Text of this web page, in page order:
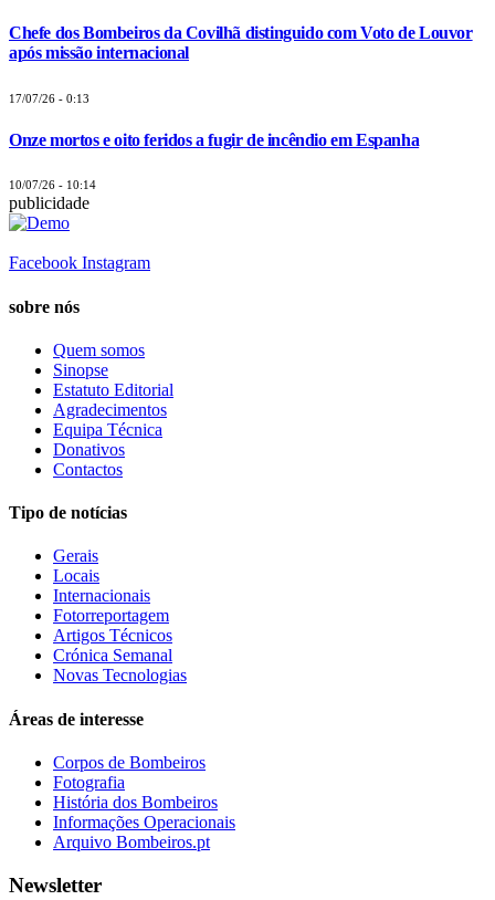
Chefe dos Bombeiros da Covilhã distinguido com Voto de Louvor
após missão internacional
17/07/26 - 0:13
Onze mortos e oito feridos a fugir de incêndio em Espanha
10/07/26 - 10:14
publicidade
Facebook Instagram
sobre nós
Quem somos
Sinopse
Estatuto Editorial
Agradecimentos
Equipa Técnica
Donativos
Contactos
Tipo de notícias
Gerais
Locais
Internacionais
Fotorreportagem
Artigos Técnicos
Crónica Semanal
Novas Tecnologias
Áreas de interesse
Corpos de Bombeiros
Fotografia
História dos Bombeiros
Informações Operacionais
Arquivo Bombeiros.pt
Newsletter